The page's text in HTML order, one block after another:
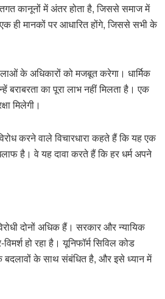
कानूनों में अंतर होता है, जिससे समाज में
ही मानकों पर आधारित होंगे, जिससे सभी के
के अधिकारों को मजबूत करेगा। धार्मिक
बराबरता का पूरा लाभ नहीं मिलता है। एक
मिलेगी।
करने वाले विचारधारा कहते हैं कि यह एक
है। वे यह दावा करते हैं कि हर धर्म अपने
दोनों अधिक हैं। सरकार और न्यायिक
हो रहा है। यूनिफॉर्म सिविल कोड
के साथ संबंधित है, और इसे ध्यान में